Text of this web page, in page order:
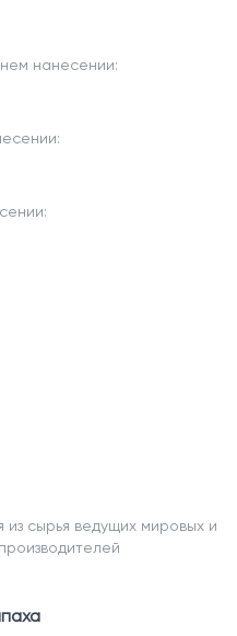
нанесении:
из сырья ведущих мировых и